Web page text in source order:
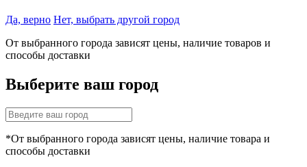
Да, верно Нет, выбрать другой город
От выбранного города зависят цены, наличие товаров и
способы доставки
Выберите ваш город
*От выбранного города зависят цены, наличие товара и
способы доставки